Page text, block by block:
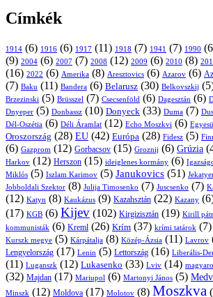
Címkék
1914 (6) 1916 (6) 1917 (11) 1918 (7) 1941 (7) 1990
(9) 2004 (6) 2007 (7) 2008 (12) 2009 (6) 2010 (8)
(16) 2022 (6) Amerika (8) Aresztovics (6) Azarov (6)
(7) Baku (11) Bandera (6) Belarusz (30) Belkovszkij
Brzezinski (5) Brüsszel (7) Csecsenföld (6) Dagesztán (6)
Dnyeper (5) Donbassz (10) Donyeck (33) Duma (7)
Dél-Oszétia (6) Déli Áramlat (12) Echo Moszkvi (6)
Oroszország (28) EU (42) Európa (28) Fidesz (5)
(6) Gazprom (12) Gorbacsov (15) Groznij (6) Grúzia
Harkov (12) Herszon (15) ideiglenes kormány (6)
Miklós (5) Iszlam Karimov (5) Janukovics (51)
Jobboldali Szektor (8) Julija Timosenko (7) Juscsenko (7)
(12) Katyn (8) Kaukázus (9) Kazahsztán (22) Kazany
(17) KGB (6) Kijev (102) Kirgizisztán (19) Kirill
kommunisták (6) Kreml (26) Krím (37) krími tatárok (7)
Kurszk megye (5) Kárpátalja (8) Közép-Ázsia (11) Lavrov
Lengyelország (17) Lenin (5) Lettország (16) Liberális-
(11) Luganszk (12) Lukasenko (33) Lviv (14)
(32) Majdan (17) Mariupol (6) Martonyi János (5)
Minszk (12) Moldova (17) Molotov (8) Moszkva